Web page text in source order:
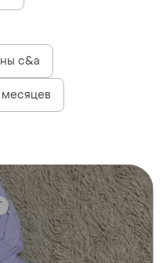
c&a